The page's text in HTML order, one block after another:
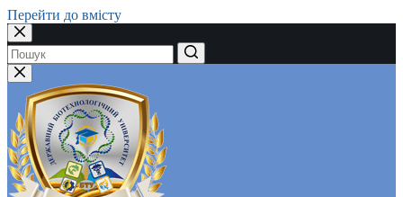
Перейти до вмісту
Немає
результатів